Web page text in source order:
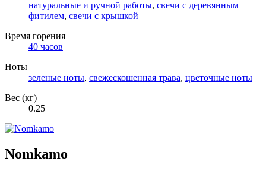
натуральные и ручной работы, свечи с деревянным
фитилем, свечи с крышкой
Время горения
40 часов
Ноты
зеленые ноты, свежескошенная трава, цветочные ноты
Вес (кг)
0.25
Nomkamo